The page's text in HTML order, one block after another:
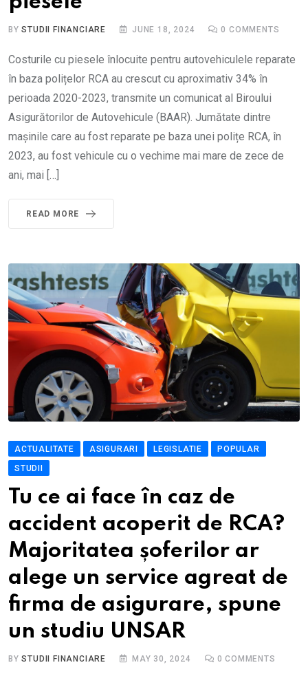
BYSTUDII FINANCIARE JUNE 18, 2024 0 COMMENTS
Costurile cu piesele înlocuite pentru autovehiculele reparate
în baza polițelor RCA au crescut cu aproximativ 34% în
perioada 2020-2023, transmite un comunicat al Biroului
Asigurătorilor de Autovehicule (BAAR). Jumătate dintre
mașinile care au fost reparate pe baza unei polițe RCA, în
2023, au fost vehicule cu o vechime mai mare de zece de
ani, mai […]
READ MORE
ACTUALITATE ASIGURARI LEGISLATIE
POPULAR
STUDII
Tu ce ai face în caz de
accident acoperit de RCA?
Majoritatea șoferilor ar
alege un service agreat de
firma de asigurare, spune
un studiu UNSAR
BYSTUDII FINANCIARE MAY 30, 2024 0 COMMENTS